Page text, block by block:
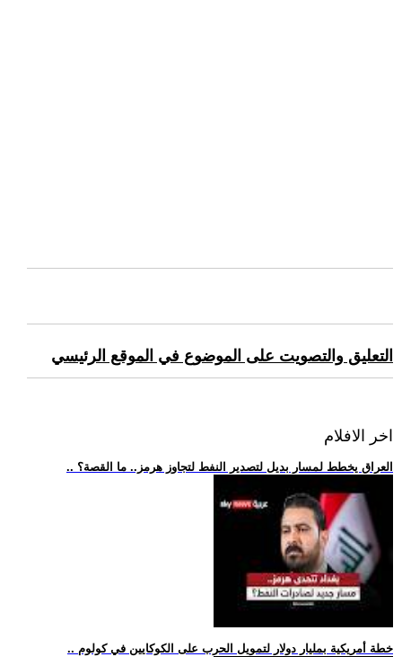
التعليق والتصويت على الموضوع في الموقع الرئيسي
اخر الافلام
.. العراق يخطط لمسار بديل لتصدير النفط لتجاوز هرمز.. ما القصة؟
.. خطة أمريكية بمليار دولار لتمويل الحرب على الكوكايين في كولوم